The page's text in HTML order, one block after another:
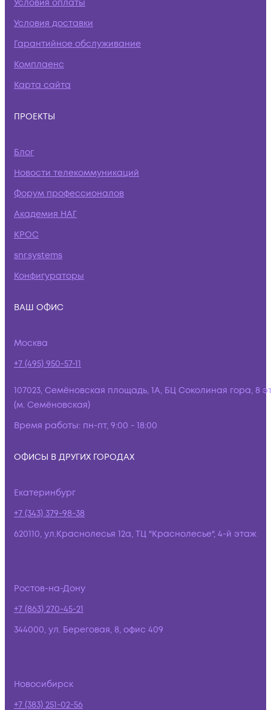
Условия оплаты
Условия доставки
Гарантийное обслуживание
Комплаенс
Карта сайта
ПРОЕКТЫ
Блог
Новости телекоммуникаций
Форум профессионалов
Академия НАГ
КРОС
snr.systems
Конфигураторы
ВАШ ОФИС
Москва
+7 (495) 950-57-11
107023, Семёновская площадь, 1А, БЦ Соколиная гора, 8
(м. Семёновская)
Время работы: пн-пт, 9:00 - 18:00
ОФИСЫ В ДРУГИХ ГОРОДАХ
Екатеринбург
+7 (343) 379-98-38
620110, ул.Краснолесья 12а, ТЦ "Краснолесье", 4-й этаж
Ростов-на-Дону
+7 (863) 270-45-21
344000, ул. Береговая, 8, офис 409
Новосибирск
+7 (383) 251-02-56